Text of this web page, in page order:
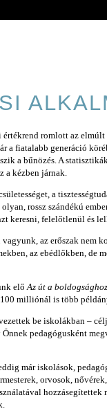
értékrend romlott az
a fiatalabb generáció
a bűnözés. A
a kézben járnak.
a
rossz szándékú
keresni, felelőtlenül és
az erőszak nem
az ebédlőkben, de
előAz út a boldogsághoz
milliónál is több
be iskolákban –
pedagógusként
már iskolások,
orvosok,
hozzásegítettek